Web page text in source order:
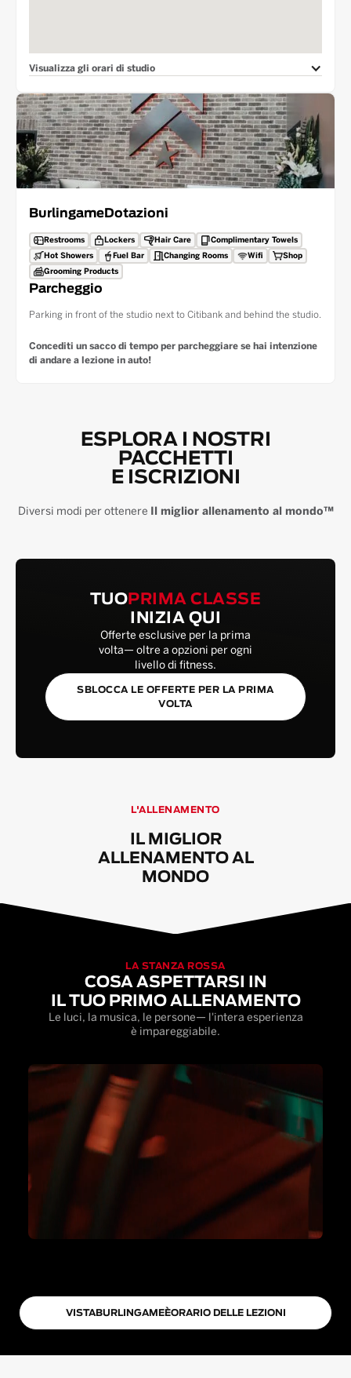
Visualizza gli orari di studio
BurlingameDotazioni
Restrooms Lockers Hair Care
Complimentary Towels
Hot Showers
Fuel Bar Changing Rooms Wifi
Shop
Grooming Products
Parcheggio
Parking in front of the studio next to Citibank and behind the studio.
Concediti un sacco di tempo per parcheggiare se hai intenzione
di andare a lezione in auto!
ESPLORA I NOSTRI
PACCHETTI
E ISCRIZIONI
Diversi modi per ottenere Il miglior allenamento al mondo™
TUO PRIMA CLASSE
INIZIA QUI
Offerte esclusive per la prima
volta— oltre a opzioni per ogni
livello di fitness.
SBLOCCA LE OFFERTE PER LA PRIMA
VOLTA
L'ALLENAMENTO
IL MIGLIOR
ALLENAMENTO AL
MONDO
LA STANZA ROSSA
COSA ASPETTARSI IN
IL TUO PRIMO ALLENAMENTO
Le luci, la musica, le persone— l'intera esperienza
è impareggiabile.
VISTABURLINGAMEÈORARIO DELLE LEZIONI